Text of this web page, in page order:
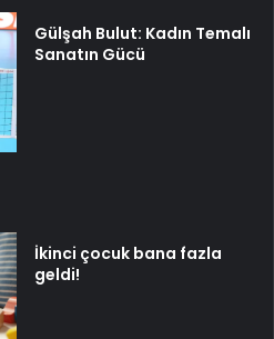
Gülşah Bulut: Kadın Temalı
Sanatın Gücü
İkinci çocuk bana fazla
geldi!